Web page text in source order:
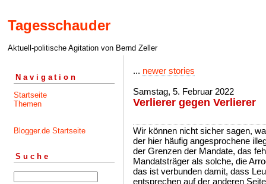
Tagesschauder
Aktuell-politische Agitation von Bernd Zeller
Navigation
Startseite
Themen
Blogger.de Startseite
Suche
... newer stories
Samstag, 5. Februar 2022
Verlierer gegen Verlierer
Wir können nicht sicher sagen,
der hier häufig angesprochene
der Grenzen der Mandate, das
Mandatsträger als solche, die
das ist verbunden damit, dass
entsprechen auf der anderen